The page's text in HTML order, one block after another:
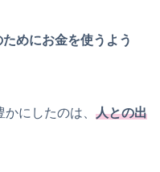
めにお金を使うよう
にしたのは、 人との出